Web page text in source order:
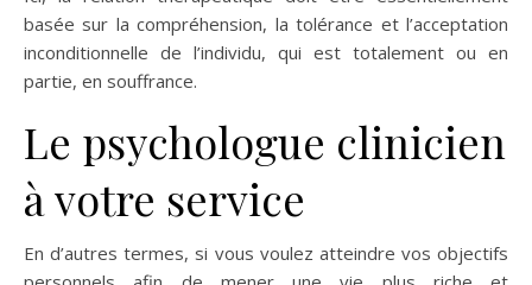
basée sur la compréhension, la tolérance et l’acceptation
inconditionnelle de l’individu, qui est totalement ou en
partie, en souffrance.
Le psychologue clinicien
à votre service
En d’autres termes, si vous voulez atteindre vos objectifs